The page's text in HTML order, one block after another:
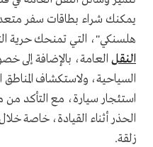
يمكنك شراء بطاقات سفر
هلسنكي"، التي تمنحك حرية
النقل العامة، بالإضافة إلى
السياحية، ولاستكشاف
استئجار سيارة، مع التأكد
الحذر أثناء القيادة، خاصة
زلقة.